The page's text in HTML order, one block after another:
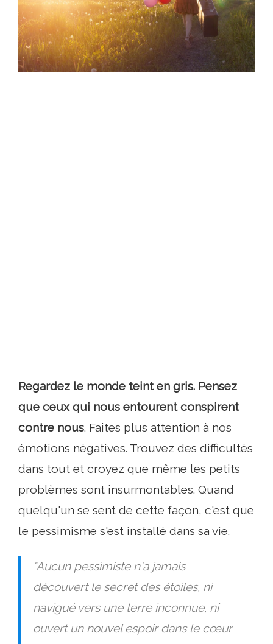
Regardez le monde teint en gris. Pensez
que ceux qui nous entourent conspirent
contre nous. Faites plus attention à nos
émotions négatives. Trouvez des difficultés
dans tout et croyez que même les petits
problèmes sont insurmontables. Quand
quelqu'un se sent de cette façon, c'est que
le pessimisme s'est installé dans sa vie.
"Aucun pessimiste n'a jamais
découvert le secret des étoiles, ni
navigué vers une terre inconnue, ni
ouvert un nouvel espoir dans le cœur